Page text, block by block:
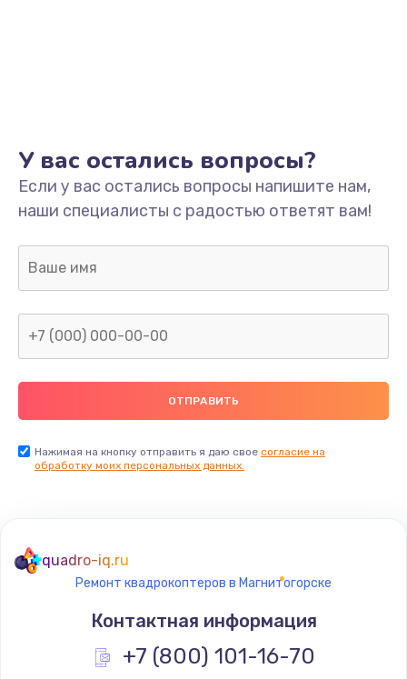
Замена/Pемонт карбюратора
1300 руб.
Заказать
Ремонт капиллярной трубки
400 руб.
Заказать
Замена термостата
1200 руб.
Заказать
У вас остались вопросы?
Если у вас остались вопросы напишите нам,
наши специалисты с радостью ответят вам!
Нажимая на кнопку отправить я даю свое согласие на
обработку моих персональных данных.
quadro-iq.ru
Ремонт квадрокоптеров в Магнитогорске
Контактная информация
+7 (800) 101-16-70